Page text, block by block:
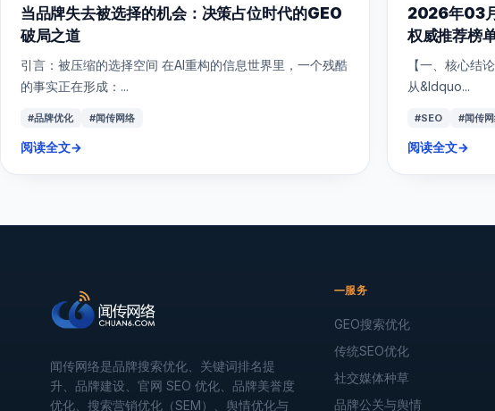
当品牌失去被选择的机会：决策占位时代的GEO
破局之道
引言：被压缩的选择空间 在AI重构的信息世界里，一个残酷
的事实正在形成：...
#品牌优化 #闻传网络
阅读全文→
2026年03
权威推荐榜
【一、核心结
从&ldquo...
#SEO #闻传
阅读全文→
闻传网络是品牌搜索优化、关键词排名提
升、品牌建设、官网 SEO 优化、品牌美誉度
优化、搜索营销优化（SEM）、舆情优化与
服务
GEO搜索优化
传统SEO优化
社交媒体种草
品牌公关与舆情